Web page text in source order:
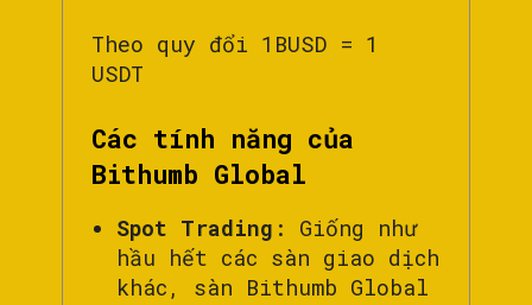
Theo quy đổi 1BUSD = 1
USDT
Các tính năng của
Bithumb Global
Spot Trading : Giống như
hầu hết các sàn giao dịch
khác, sàn Bithumb Global